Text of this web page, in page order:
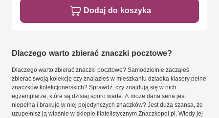
Dodaj do koszyka
Dlaczego warto zbierać znaczki pocztowe?
Dlaczego warto zbierać znaczki pocztowe? Samodzielnie zacząłeś
zbierać swoją kolekcję czy znalazłeś w mieszkaniu dziadka klasery pełne
znaczków kolekcjonerskich? Sprawdź, czy znajdują się w nich
egzemplarze, które są dzisiaj sporo warte. A może dana seria jest
niepełna i brakuje w niej pojedynczych znaczków? Jest duża szansa, że
uzupełnisz ją właśnie w sklepie filatelistycznym Znaczkopol.pl. Wtedy jej